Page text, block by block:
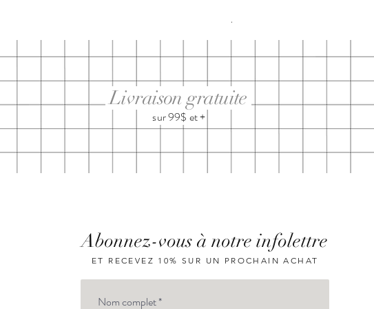
Prix
29,95 $
sur 99$ et +
Livraison gratuite
Abonnez-vous à notre infolettre
ET RECEVEZ 10% SUR UN PROCHAIN ACHAT